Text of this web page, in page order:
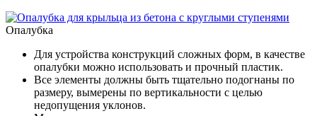
Опалубка
Для устройства конструкций сложных форм, в качестве
опалубки можно использовать и прочный пластик.
Все элементы должны быть тщательно подогнаны по
размеру, вымерены по вертикальности с целью
недопущения уклонов.